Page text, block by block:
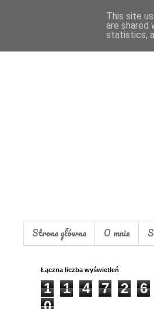
Strona główna O mnie
Łączna liczba wyświetleń
1 1 4 7 2
6
0
This site
are shared
statistics,